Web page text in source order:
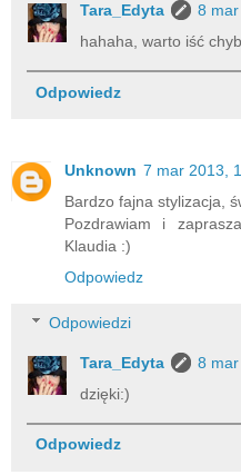
Tara_Edyta
8
hahaha, warto iść
Odpowiedz
Unknown 7 mar 2013,
Bardzo fajna stylizacja,
Pozdrawiam i
Klaudia :)
Odpowiedz
Odpowiedzi
Tara_Edyta
8
dzięki:)
Odpowiedz